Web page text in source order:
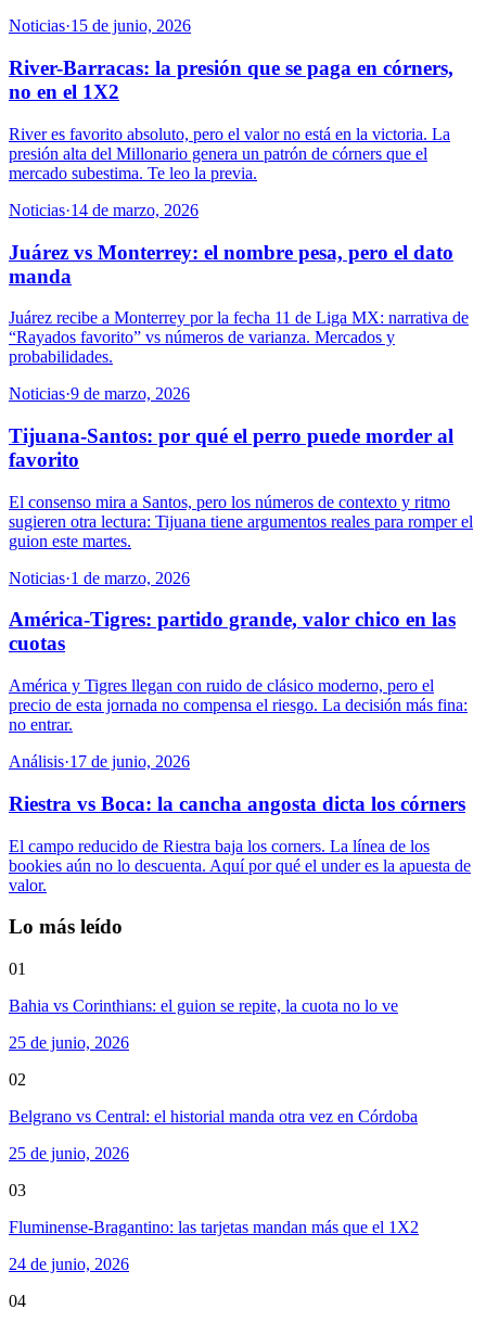
Noticias·15 de junio, 2026
River-Barracas: la presión que se paga en córners,
no en el 1X2
River es favorito absoluto, pero el valor no está en la victoria. La
presión alta del Millonario genera un patrón de córners que el
mercado subestima. Te leo la previa.
Noticias·14 de marzo, 2026
Juárez vs Monterrey: el nombre pesa, pero el dato
manda
Juárez recibe a Monterrey por la fecha 11 de Liga MX: narrativa de
“Rayados favorito” vs números de varianza. Mercados y
probabilidades.
Noticias·9 de marzo, 2026
Tijuana-Santos: por qué el perro puede morder al
favorito
El consenso mira a Santos, pero los números de contexto y ritmo
sugieren otra lectura: Tijuana tiene argumentos reales para romper el
guion este martes.
Noticias·1 de marzo, 2026
América-Tigres: partido grande, valor chico en las
cuotas
América y Tigres llegan con ruido de clásico moderno, pero el
precio de esta jornada no compensa el riesgo. La decisión más fina:
no entrar.
Análisis·17 de junio, 2026
Riestra vs Boca: la cancha angosta dicta los córners
El campo reducido de Riestra baja los corners. La línea de los
bookies aún no lo descuenta. Aquí por qué el under es la apuesta de
valor.
Lo más leído
01
Bahia vs Corinthians: el guion se repite, la cuota no lo ve
25 de junio, 2026
02
Belgrano vs Central: el historial manda otra vez en Córdoba
25 de junio, 2026
03
Fluminense-Bragantino: las tarjetas mandan más que el 1X2
24 de junio, 2026
04